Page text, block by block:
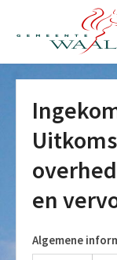
en
Algemene